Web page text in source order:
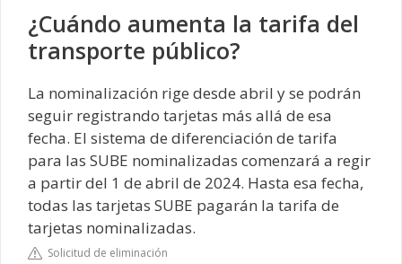
¿Cuándo aumenta la tarifa del
transporte público?
La nominalización rige desde abril y se podrán
seguir registrando tarjetas más allá de esa
fecha. El sistema de diferenciación de tarifa
para las SUBE nominalizadas comenzará a regir
a partir del 1 de abril de 2024. Hasta esa fecha,
todas las tarjetas SUBE pagarán la tarifa de
tarjetas nominalizadas.
Solicitud de eliminación